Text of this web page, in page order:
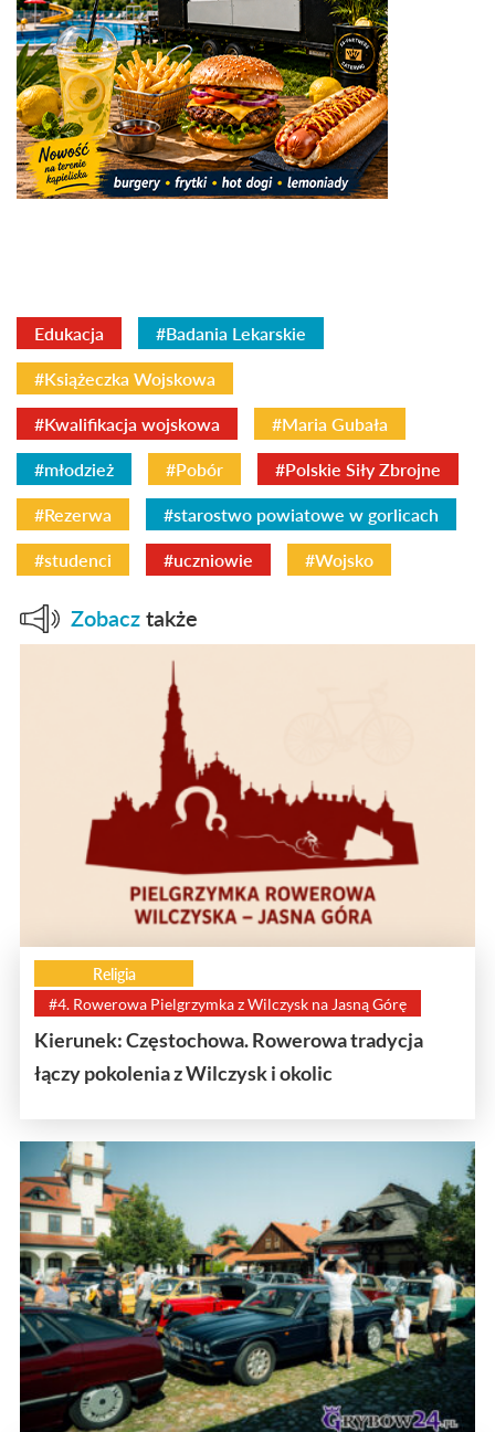
Edukacja #Badania Lekarskie
#Książeczka Wojskowa
#Kwalifikacja wojskowa #Maria Gubała
#młodzież #Pobór #Polskie Siły Zbrojne
#Rezerwa #starostwo powiatowe w gorlicach
#studenci #uczniowie #Wojsko
Zobacz także
Religia
#4. Rowerowa Pielgrzymka z Wilczysk na Jasną Górę
Kierunek: Częstochowa. Rowerowa tradycja
łączy pokolenia z Wilczysk i okolic